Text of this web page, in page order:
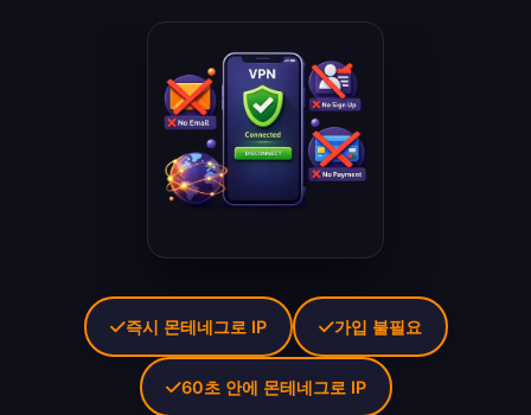
즉시 몬테네그로 IP 가입 불필요
60초 안에 몬테네그로 IP